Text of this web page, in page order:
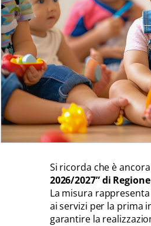
Si ricorda che è
2026/2027” di
La misura
ai servizi per la prima
garantire la